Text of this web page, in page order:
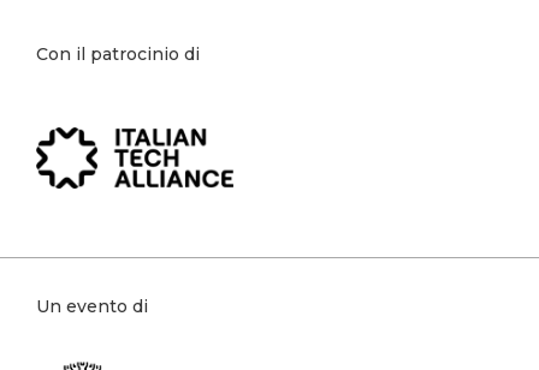
Con il patrocinio di
Un evento di